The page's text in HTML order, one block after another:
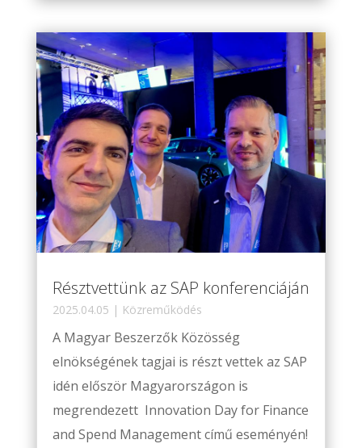
Résztvettünk az SAP konferenciáján
2025.04.05 | Közreműködés
A Magyar Beszerzők Közösség
elnökségének tagjai is részt vettek az SAP
idén először Magyarországon is
megrendezett Innovation Day for Finance
and Spend Management című eseményén!